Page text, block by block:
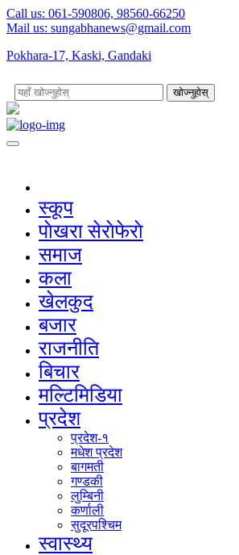
Call us: 061-590806, 98560-66250
Mail us: sungabhanews@gmail.com
Pokhara-17, Kaski, Gandaki
खोज्नुहोस्
स्कूप
पाेखरा सेराेफेराे
समाज
कला
खेलकुद
बजार
राजनीति
बिचार
मल्टिमिडिया
प्रदेश
प्रदेश-१
मधेश प्रदेश
बागमती
गण्डकी
लुम्बिनी
कर्णाली
सुदूरपश्चिम
स्वास्थ्य